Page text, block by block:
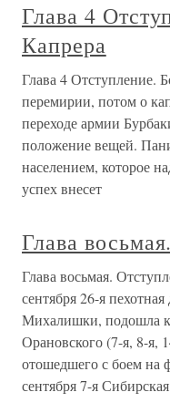
Глава 4
Капрера
Глава 4 Отступление.
перемирии, потом о
переходе армии
положение вещей.
населением, которое
успех внесет
Глава
Глава восьмая.
сентября 26-я
Михалишки, подошла к
Орановского (7-я, 8-я,
отошедшего с боем
сентября 7-я Сибирская